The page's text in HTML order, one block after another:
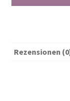
[Digital]
Rezensionen